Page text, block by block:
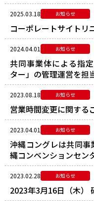
2025.03.18 お知らせ
コーポレートサイトリ
2024.04.01 お知らせ
共同事業体による指
ター」の管理運営を担
2023.08.18 お知らせ
営業時間変更に関する
2023.04.01 お知らせ
沖縄コングレは共同
縄コンベンションセン
2023.02.28 お知らせ
2023年3月16日（木）